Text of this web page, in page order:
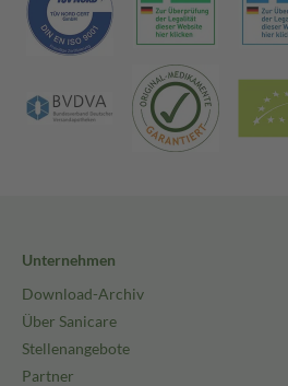
Unternehmen
Download-Archiv
Über Sanicare
Stellenangebote
Partner